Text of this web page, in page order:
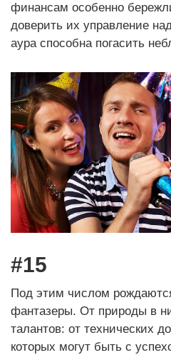
финансам особенно
доверить их управление
аура способна погасить
#15
Под этим числом
фантазеры. От природы в
талантов: от технических
которых могут быть с